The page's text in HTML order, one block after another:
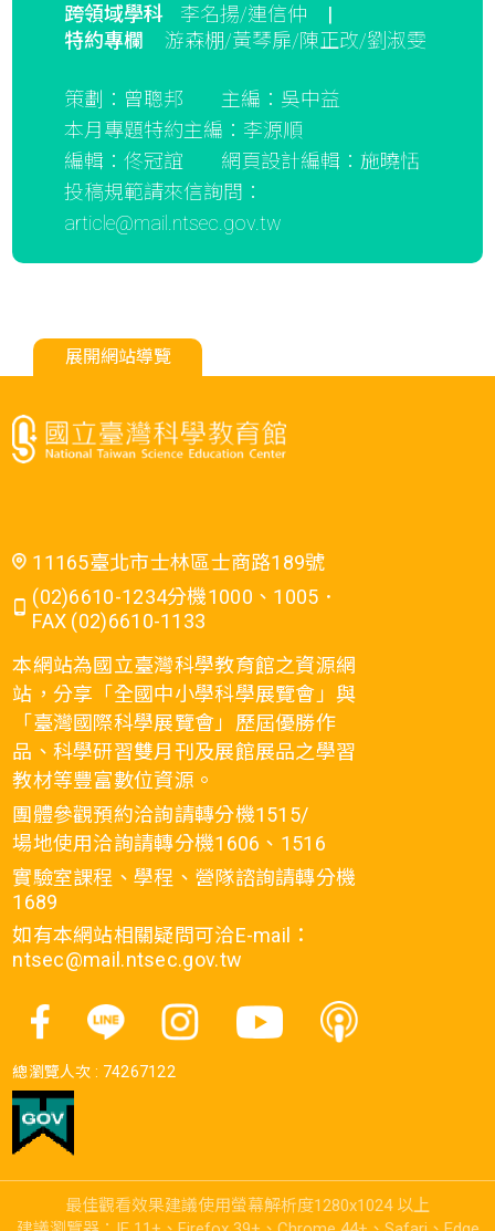
跨領域學科
李名揚/連信仲
|
特約專欄
游森棚/黃琴扉/陳正改/劉淑雯
策劃：曾聰邦
主編：吳中益
本月專題特約主編：李源順
編輯：佟冠誼
網頁設計編輯：施曉恬
投稿規範請來信詢問：
article@mail.ntsec.gov.tw
展開網站導覽
11165臺北市士林區士商路189號
(02)6610-1234分機1000、1005．
FAX (02)6610-1133
本網站為國立臺灣科學教育館之資源網
站，分享「全國中小學科學展覽會」與
「臺灣國際科學展覽會」歷屆優勝作
品、科學研習雙月刊及展館展品之學習
教材等豐富數位資源。
團體參觀預約洽詢請轉分機1515/
場地使用洽詢請轉分機1606、1516
實驗室課程、學程、營隊諮詢請轉分機
1689
如有本網站相關疑問可洽E-mail：
ntsec@mail.ntsec.gov.tw
總瀏覽人次 : 74267122
最佳觀看效果建議使用螢幕解析度1280x1024 以上